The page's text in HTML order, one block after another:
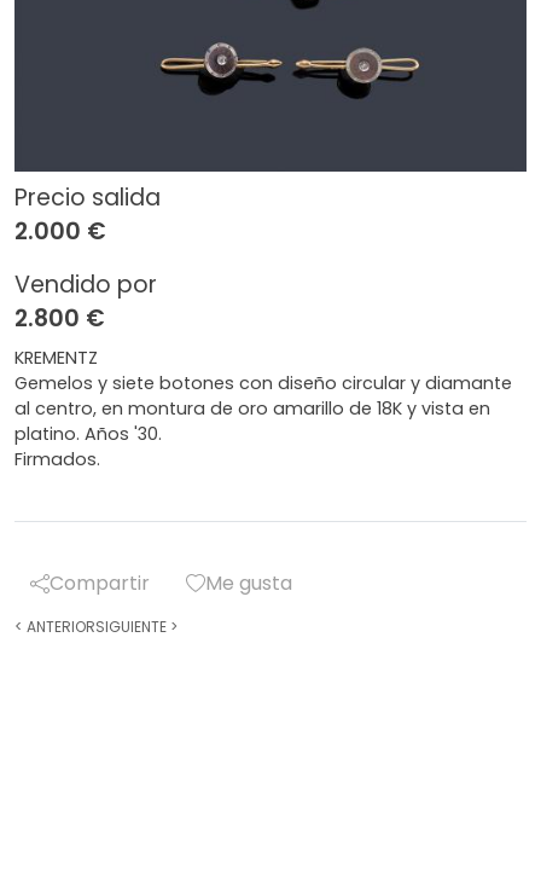
Precio salida
2.000 €
Vendido por
2.800 €
KREMENTZ
Gemelos y siete botones con diseño circular y diamante
al centro, en montura de oro amarillo de 18K y vista en
platino. Años '30.
Firmados.
Compartir Me gusta
< ANTERIORSIGUIENTE >